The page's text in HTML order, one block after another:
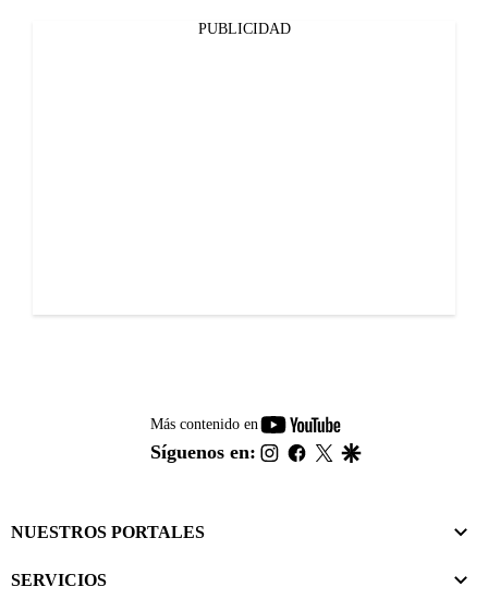
PUBLICIDAD
Más contenido en
youtube-
footer
Síguenos en: instagram
facebook
twitter
NUESTROS PORTALES
SERVICIOS